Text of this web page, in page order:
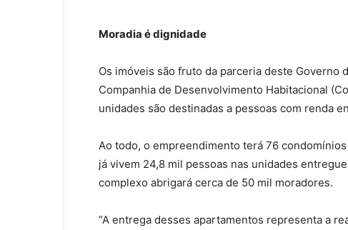
Moradia é dignidade
Os imóveis são fruto da parceria deste Governo
Companhia de Desenvolvimento Habitacional
unidades são destinadas a pessoas com renda
Ao todo, o empreendimento terá 76
já vivem 24,8 mil pessoas nas unidades
complexo abrigará cerca de 50 mil moradores.
“A entrega desses apartamentos representa a